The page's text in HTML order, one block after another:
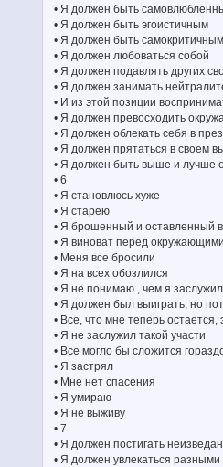
• Я должен быть
• Я должен быть эгоистичным
• Я должен быть самокритичным
• Я должен любоваться собой
• Я должен подавлять других
• Я должен занимать
• И из этой позиции
• Я должен превосходить
• Я должен облекать себя в
• Я должен прятаться в своем
• Я должен быть выше и лучше
• 6
• Я становлюсь хуже
• Я старею
• Я брошенный и оставленный
• Я виноват перед окружающими
• Меня все бросили
• Я на всех обозлился
• Я не понимаю , чем я
• Я должен был выиграть, но
• Все, что мне теперь
• Я не заслужил такой участи
• Все могло бы сложится
• Я застрял
• Мне нет спасения
• Я умираю
• Я не выживу
• 7
• Я должен постигать
• Я должен увлекаться